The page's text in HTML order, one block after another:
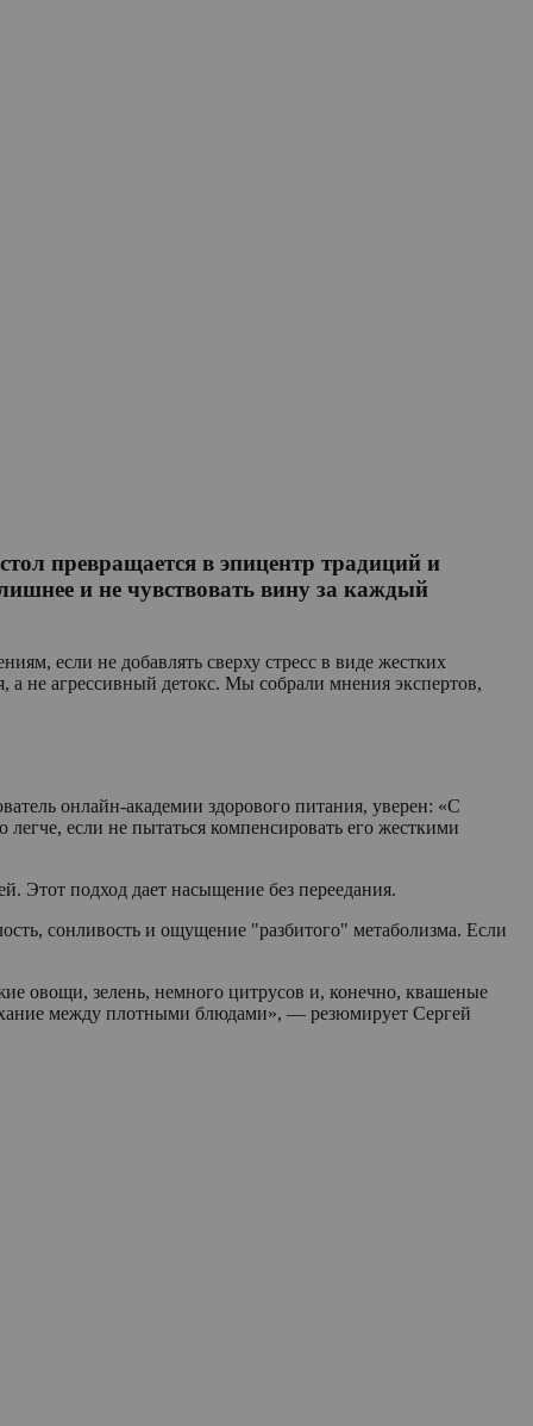
превращается в эпицентр традиций и
и не чувствовать вину за каждый
если не добавлять сверху стресс в виде жестких
а не агрессивный детокс. Мы собрали мнения экспертов,
онлайн-академии здорового питания, уверен: «С
если не пытаться компенсировать его жесткими
Этот подход дает насыщение без переедания.
сонливость и ощущение "разбитого" метаболизма. Если
овощи, зелень, немного цитрусов и, конечно, квашеные
между плотными блюдами», — резюмирует Сергей